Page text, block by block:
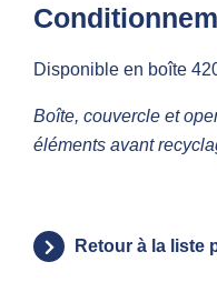
Disponible en boîte
Boîte, couvercle et
éléments avant
Retour à la liste